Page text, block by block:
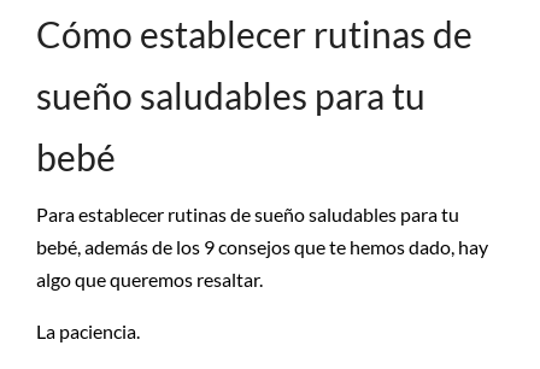
Cómo establecer rutinas de
sueño saludables para tu
bebé
Para establecer rutinas de sueño saludables para tu
bebé, además de los 9 consejos que te hemos dado, hay
algo que queremos resaltar.
La paciencia.